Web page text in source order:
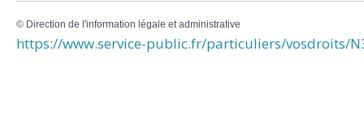
© Direction de l'information légale et administrative
https://www.service-public.fr/particuliers/vosdroits/